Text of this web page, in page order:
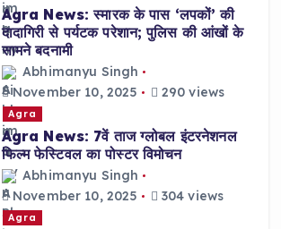
Agra News: स्मारक के पास ‘लपकों’ की
दादागिरी से पर्यटक परेशान; पुलिस की आंखों के
सामने बदनामी
Abhimanyu Singh
November 10, 2025
290 views
Agra
Agra News: 7वें ताज ग्लोबल इंटरनेशनल
फिल्म फेस्टिवल का पोस्टर विमोचन
Abhimanyu Singh
November 10, 2025
304 views
Agra